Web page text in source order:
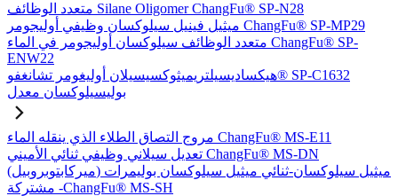
متعدد الوظائف Silane Oligomer ChangFu® SP-N28
ميثيل فينيل سيلوكسان وظيفي أوليجومر ChangFu® SP-MP29
متعدد الوظائف سيلوكسان أوليجومر في الماء ChangFu® SP-
ENW22
هيكساديسيلتريميثوكسيسيلان أوليغومر تشانغفو® SP-C1632
بوليسيلوكسان معدل
مروج التصاق الطلاء الذي ينقله الماء ChangFu® MS-E11
تعديل سيلاني وظيفي ثنائي الأميني ChangFu® MS-DN
(ميركابتوبروبيل) ميثيل سيلوكسان-ثنائي ميثيل سيلوكسان بوليمرات
مشتركة -ChangFu® MS-SH